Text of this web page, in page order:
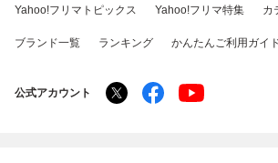
Yahoo!フリマトピックス Yahoo!フリマ特集 カ
ブランド一覧 ランキング かんたんご利用ガイ
公式アカウント